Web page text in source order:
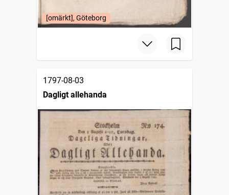
[omärkt], Göteborg
1797-08-03
Dagligt allehanda